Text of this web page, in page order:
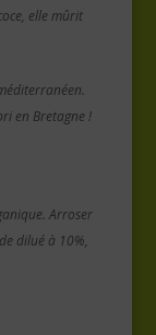
elle mûrit
en Bretagne !
Arroser
dilué à 10%,